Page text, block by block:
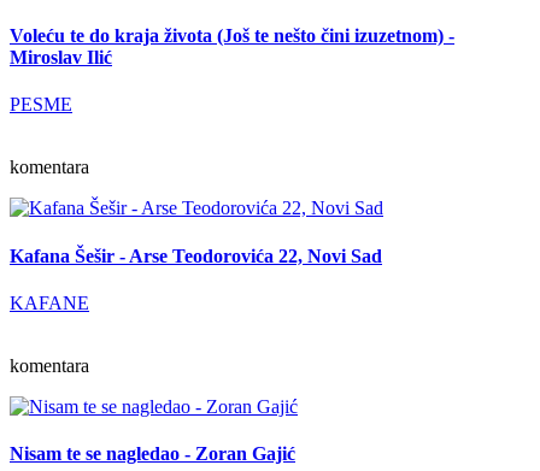
Voleću te do kraja života (Još te nešto čini izuzetnom) -
Miroslav Ilić
PESME
komentara
Kafana Šešir - Arse Teodorovića 22, Novi Sad
KAFANE
komentara
Nisam te se nagledao - Zoran Gajić